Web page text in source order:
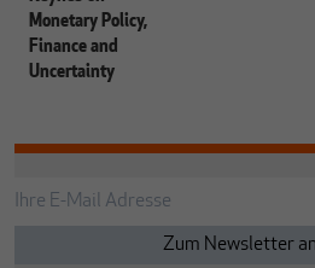
Monetary Policy,
Finance and
Uncertainty